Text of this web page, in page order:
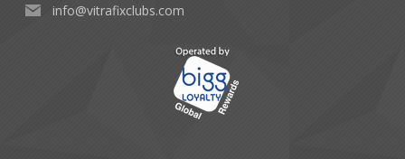
info@vitrafixclubs.com